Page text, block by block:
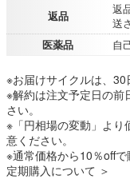
返品
返
送
医薬品
自
※お届けサイクルは、30
※解約は注文予定日の前
さい。
※「円相場の変動」より
意ください。
※通常価格から10％offで
定期購入について ＞